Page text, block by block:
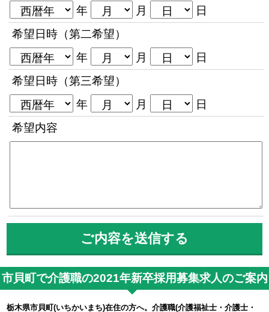
年 月
日
希望日時（第二希望）
年
月
日
希望日時（第三希望）
年
月
日
希望内容
市貝町で介護職の2021年新卒採用募集求人のご案内
栃木県市貝町(いちかいまち)在住の方へ。介護職(介護福祉士・介護士・